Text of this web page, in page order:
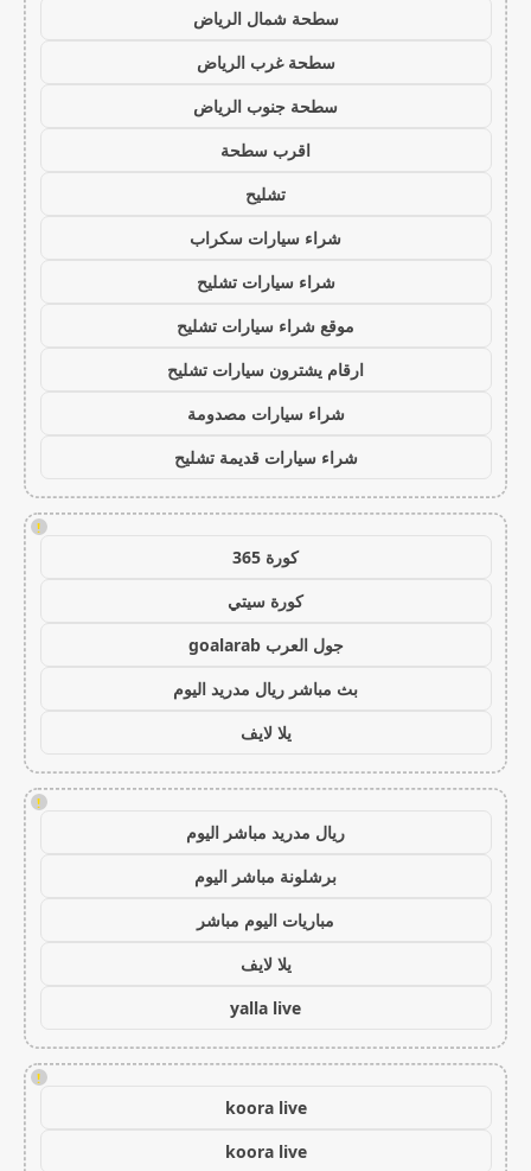
سطحة شمال الرياض
سطحة غرب الرياض
سطحة جنوب الرياض
اقرب سطحة
تشليح
شراء سيارات سكراب
شراء سيارات تشليح
موقع شراء سيارات تشليح
ارقام يشترون سيارات تشليح
شراء سيارات مصدومة
شراء سيارات قديمة تشليح
!
كورة 365
كورة سيتي
جول العرب goalarab
بث مباشر ريال مدريد اليوم
يلا لايف
!
ريال مدريد مباشر اليوم
برشلونة مباشر اليوم
مباريات اليوم مباشر
يلا لايف
yalla live
!
koora live
koora live